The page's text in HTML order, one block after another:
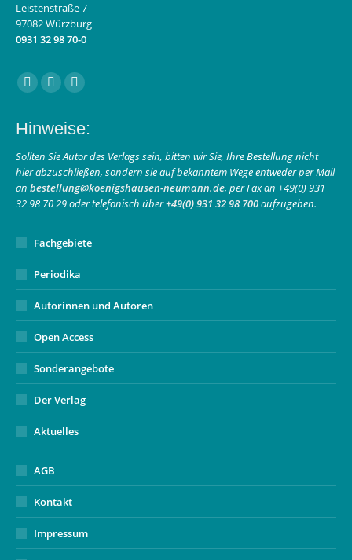
Leistenstraße 7
97082 Würzburg
0931 32 98 70-0
Finden Sie uns auf:
Facebook
opens
in
new
window
Instagram
opens
in
new
window
E-
page
opens
in
new
window
Hinweise:
Sollten Sie Autor des Verlags sein, bitten wir Sie, Ihre Bestellung nicht
hier abzuschließen, sondern sie auf bekanntem Wege entweder per Mail
an bestellung@koenigshausen-neumann.de, per Fax an +49(0) 931
32 98 70 29 oder telefonisch über+49(0) 931 32 98 700aufzugeben.
Fachgebiete
Periodika
Autorinnen und Autoren
Open Access
Sonderangebote
Der Verlag
Aktuelles
AGB
Kontakt
Impressum